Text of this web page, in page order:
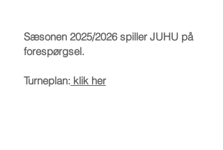
Sæsonen 2025/2026 spiller JUHU på
forespørgsel.
Turneplan: klik her​